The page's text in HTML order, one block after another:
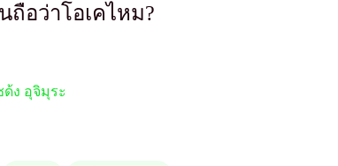
อว่าโอเคไหม?
ด้ง อุจิมุระ